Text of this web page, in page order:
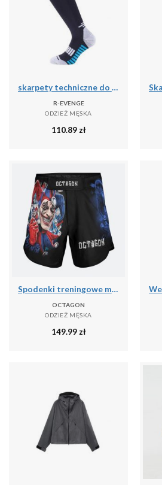
skarpety techniczne do biegania dla dorosłych długie, czarny
R-EVENGE
ODZIEŻ MĘSKA
110.89zł
Spodenki treningowe męskie Octagon Joker MMA
OCTAGON
ODZIEŻ MĘSKA
149.99zł